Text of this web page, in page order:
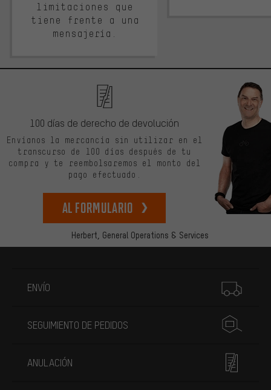
limitaciones que
tiene frente a una
mensajería.
Herbert, General Operations & Services
100 días de derecho de devolución
Envíanos la mercancía sin utilizar en el
transcurso de 100 días después de tu
compra y te reembolsaremos el monto del
pago efectuado.
Al formulario
ENVÍO
SEGUIMIENTO DE PEDIDOS
ANULACIÓN